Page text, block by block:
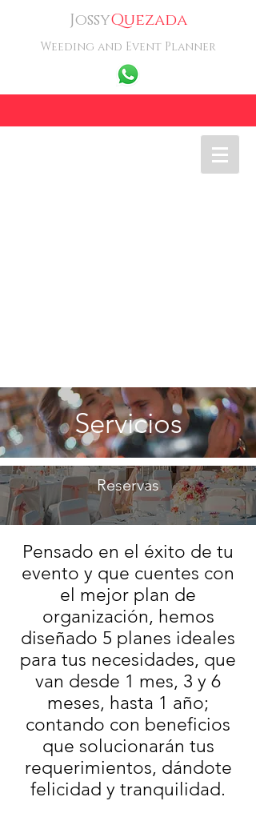
JossyQuezada
Weeding and Event Planner
Servicios
Reservas
Pensado en el éxito de tu
evento y que cuentes con
el mejor plan de
organización, hemos
diseñado 5 planes ideales
para tus necesidades, que
van desde 1 mes, 3 y 6
meses, hasta 1 año;
contando con beneficios
que solucionarán tus
requerimientos, dándote
felicidad y tranquilidad.